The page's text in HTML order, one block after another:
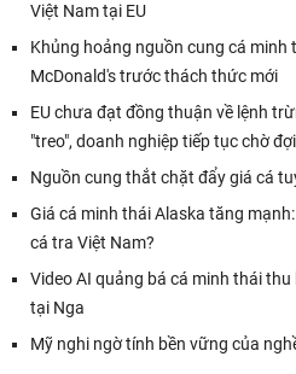
Việt Nam tại EU
Khủng hoảng nguồn cung cá minh
McDonald's trước thách thức mới
EU chưa đạt đồng thuận về lệnh
"treo", doanh nghiệp tiếp tục chờ đợi
Nguồn cung thắt chặt đẩy giá cá
Giá cá minh thái Alaska tăng
cá tra Việt Nam?
Video AI quảng bá cá minh thái
tại Nga
Mỹ nghi ngờ tính bền vững của